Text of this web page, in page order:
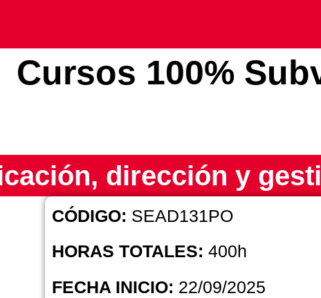
Cursos 100%
dirección y
CÓDIGO: SEAD131PO
HORAS TOTALES: 400h
FECHA INICIO: 22/09/2025